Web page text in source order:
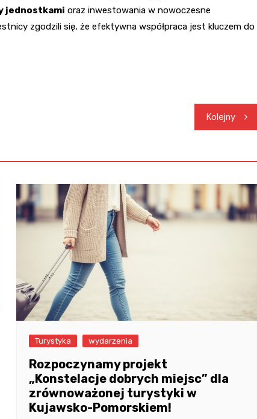
jednostkami oraz inwestowania w nowoczesne
zgodzili się, że efektywna współpraca jest kluczem do
Kolejny
Turystyka wydarzenia
Rozpoczynamy projekt
„Konstelacje dobrych miejsc” dla
zrównoważonej turystyki w
Kujawsko-Pomorskiem!